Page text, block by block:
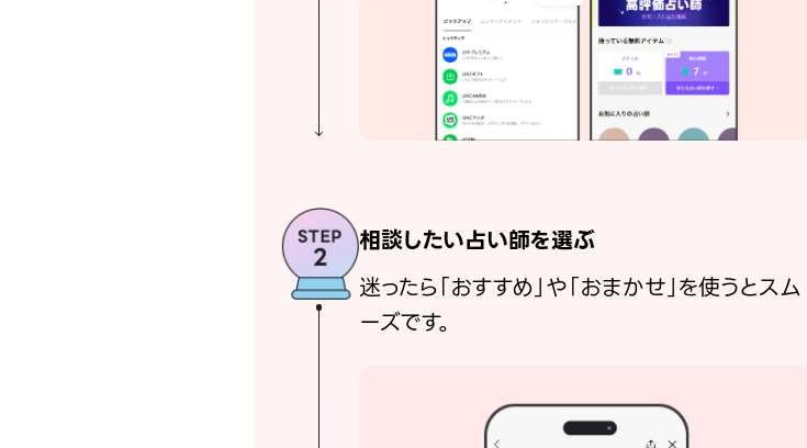
相談したい占い師を選ぶ
迷ったら「おすすめ」や「おまかせ」を使うとスム
ーズです。